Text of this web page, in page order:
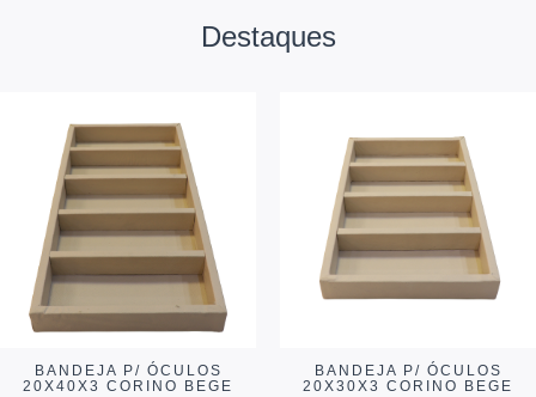
Destaques
BANDEJA P/ ÓCULOS
20X40X3 CORINO BEGE
BANDEJA P/ ÓCULOS
20X30X3 CORINO BEGE